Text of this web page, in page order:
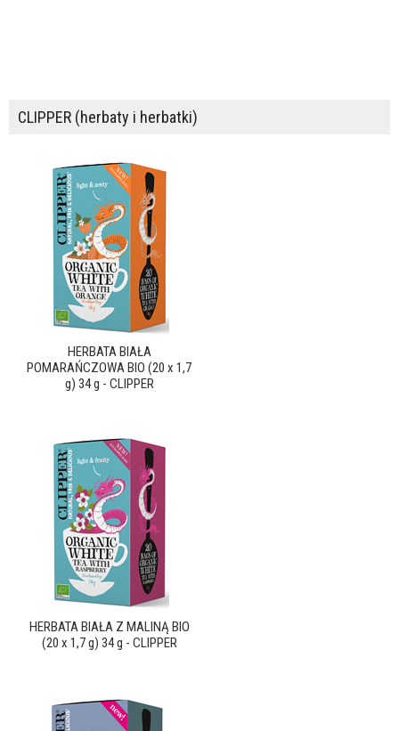
CLIPPER (herbaty i herbatki)
HERBATA BIAŁA
POMARAŃCZOWA BIO (20 x 1,7
g) 34 g - CLIPPER
HERBATA BIAŁA Z MALINĄ BIO
(20 x 1,7 g) 34 g - CLIPPER